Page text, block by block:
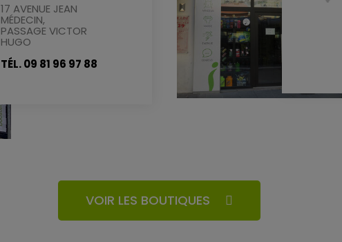
17 AVENUE JEAN
MÉDECIN,
PASSAGE VICTOR
HUGO
TÉL. 09 81 96 97 88
VOIR LES BOUTIQUES